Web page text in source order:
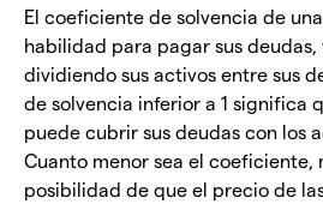
El coeficiente de solvencia de
habilidad para pagar sus deudas,
dividiendo sus activos entre sus
de solvencia inferior a 1 significa
puede cubrir sus deudas con los
Cuanto menor sea el coeficiente,
posibilidad de que el precio de